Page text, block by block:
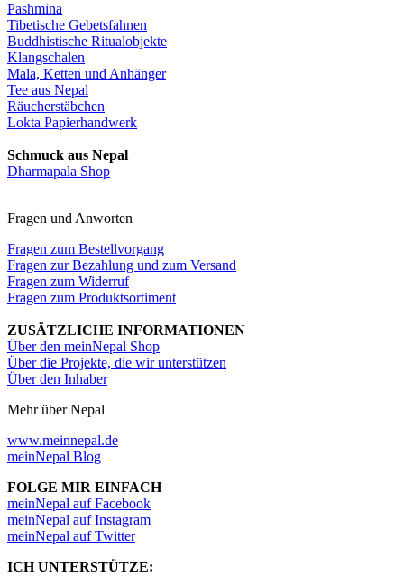
Pashmina
Tibetische Gebetsfahnen
Buddhistische Ritualobjekte
Klangschalen
Mala, Ketten und Anhänger
Tee aus Nepal
Räucherstäbchen
Lokta Papierhandwerk
Schmuck aus Nepal
Dharmapala Shop
Fragen und Anworten
Fragen zum Bestellvorgang
Fragen zur Bezahlung und zum Versand
Fragen zum Widerruf
Fragen zum Produktsortiment
ZUSÄTZLICHE INFORMATIONEN
Über den meinNepal Shop
Über die Projekte, die wir unterstützen
Über den Inhaber
Mehr über Nepal
www.meinnepal.de
meinNepal Blog
FOLGE MIR EINFACH
meinNepal auf Facebook
meinNepal auf Instagram
meinNepal auf Twitter
ICH UNTERSTÜTZE: